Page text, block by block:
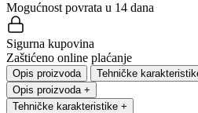
Mogućnost povrata u 14 dana
Sigurna kupovina
Zaštićeno online plaćanje
Opis proizvoda
Tehničke
Opis proizvoda +
Tehničke karakteristike +